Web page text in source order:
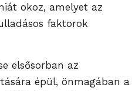
okoz, amelyet az
faktorok
elsősorban az
épül, önmagában a